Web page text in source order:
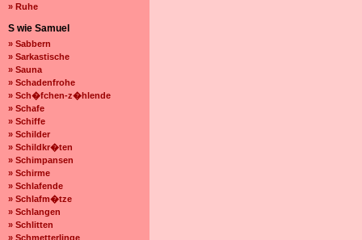
» Ruhe
S wie Samuel
» Sabbern
» Sarkastische
» Sauna
» Schadenfrohe
» Sch�fchen-z�hlende
» Schafe
» Schiffe
» Schilder
» Schildkr�ten
» Schimpansen
» Schirme
» Schlafende
» Schlafm�tze
» Schlangen
» Schlitten
» Schmetterlinge